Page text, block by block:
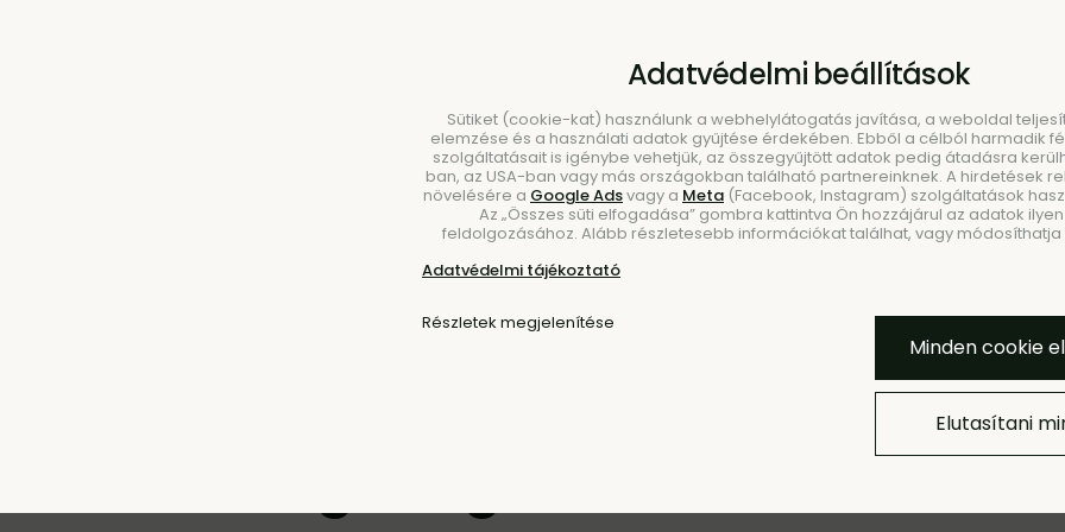
ÉTKEZÉS
Adatvédelmi beállítások
Sütiket (cookie-kat) használunk a webhelylátogatás javítása, a weboldal
elemzése és a használati adatok gyűjtése érdekében. Ebből a célból harmadik
szolgáltatásait is igénybe vehetjük, az összegyűjtött adatok pedig átadásra
ban, az USA-ban vagy más országokban található partnereinknek. A hirdetések
növelésére a Google Adsvagy a Meta (Facebook, Instagram) szolgáltatások
Az „Összes süti elfogadása” gombra kattintva Ön hozzájárul az adatok
feldolgozásához. Alább részletesebb információkat találhat, vagy
Adatvédelmi tájékoztató
Részletek megjelenítése
Minden cookie
Elutasítani